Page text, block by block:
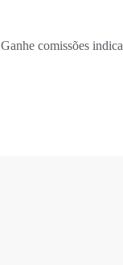
Ganhe comissões